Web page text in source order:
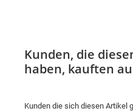
Kunden, die
haben, kauften
Kunden die sich diesen Artikel